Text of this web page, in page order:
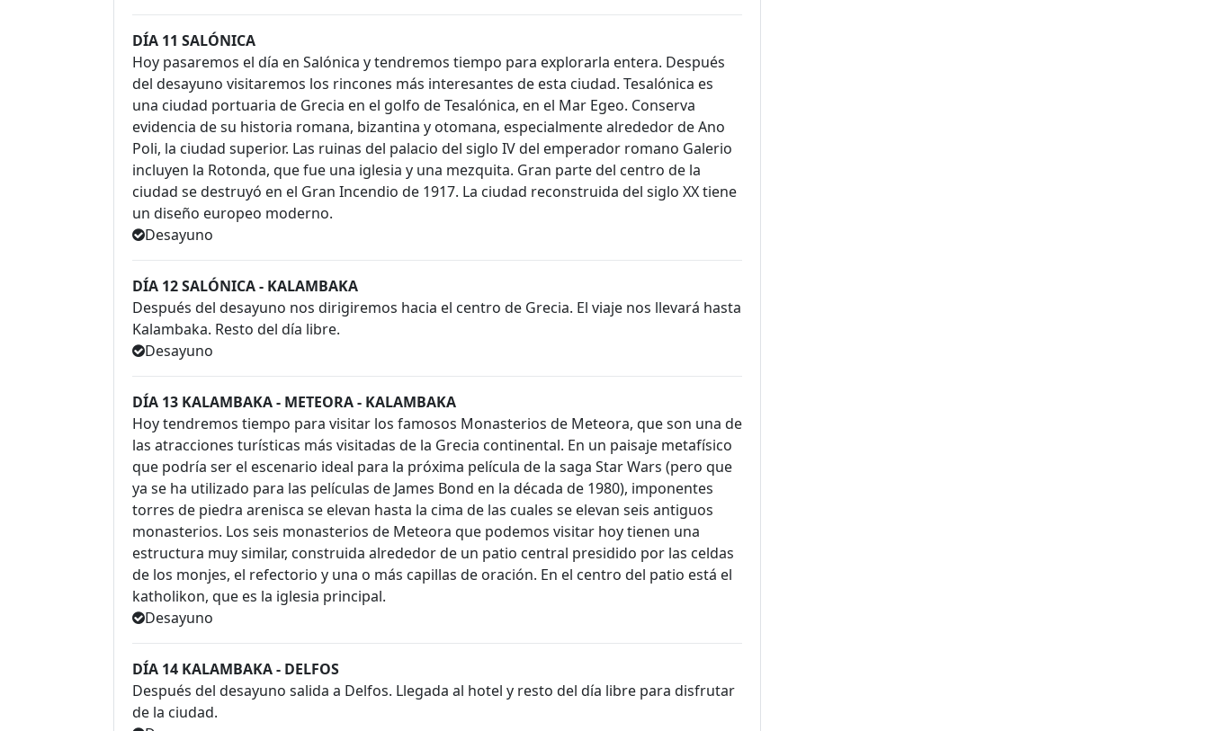
DÍA 11 SALÓNICA
Hoy pasaremos el día en Salónica y tendremos tiempo para explorarla entera. Después
del desayuno visitaremos los rincones más interesantes de esta ciudad. Tesalónica es
una ciudad portuaria de Grecia en el golfo de Tesalónica, en el Mar Egeo. Conserva
evidencia de su historia romana, bizantina y otomana, especialmente alrededor de Ano
Poli, la ciudad superior. Las ruinas del palacio del siglo IV del emperador romano Galerio
incluyen la Rotonda, que fue una iglesia y una mezquita. Gran parte del centro de la
ciudad se destruyó en el Gran Incendio de 1917. La ciudad reconstruida del siglo XX tiene
un diseño europeo moderno.
Desayuno
DÍA 12 SALÓNICA - KALAMBAKA
Después del desayuno nos dirigiremos hacia el centro de Grecia. El viaje nos llevará hasta
Kalambaka. Resto del día libre.
Desayuno
DÍA 13 KALAMBAKA - METEORA - KALAMBAKA
Hoy tendremos tiempo para visitar los famosos Monasterios de Meteora, que son una de
las atracciones turísticas más visitadas de la Grecia continental. En un paisaje metafísico
que podría ser el escenario ideal para la próxima película de la saga Star Wars (pero que
ya se ha utilizado para las películas de James Bond en la década de 1980), imponentes
torres de piedra arenisca se elevan hasta la cima de las cuales se elevan seis antiguos
monasterios. Los seis monasterios de Meteora que podemos visitar hoy tienen una
estructura muy similar, construida alrededor de un patio central presidido por las celdas
de los monjes, el refectorio y una o más capillas de oración. En el centro del patio está el
katholikon, que es la iglesia principal.
Desayuno
DÍA 14 KALAMBAKA - DELFOS
Después del desayuno salida a Delfos. Llegada al hotel y resto del día libre para disfrutar
de la ciudad.